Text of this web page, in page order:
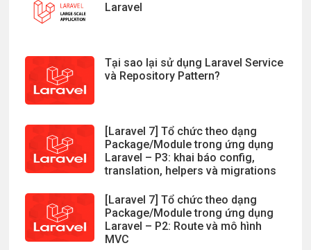
Laravel
Tại sao lại sử dụng Laravel Service
và Repository Pattern?
[Laravel 7] Tổ chức theo dạng
Package/Module trong ứng dụng
Laravel – P3: khai báo config,
translation, helpers và migrations
[Laravel 7] Tổ chức theo dạng
Package/Module trong ứng dụng
Laravel – P2: Route và mô hình
MVC